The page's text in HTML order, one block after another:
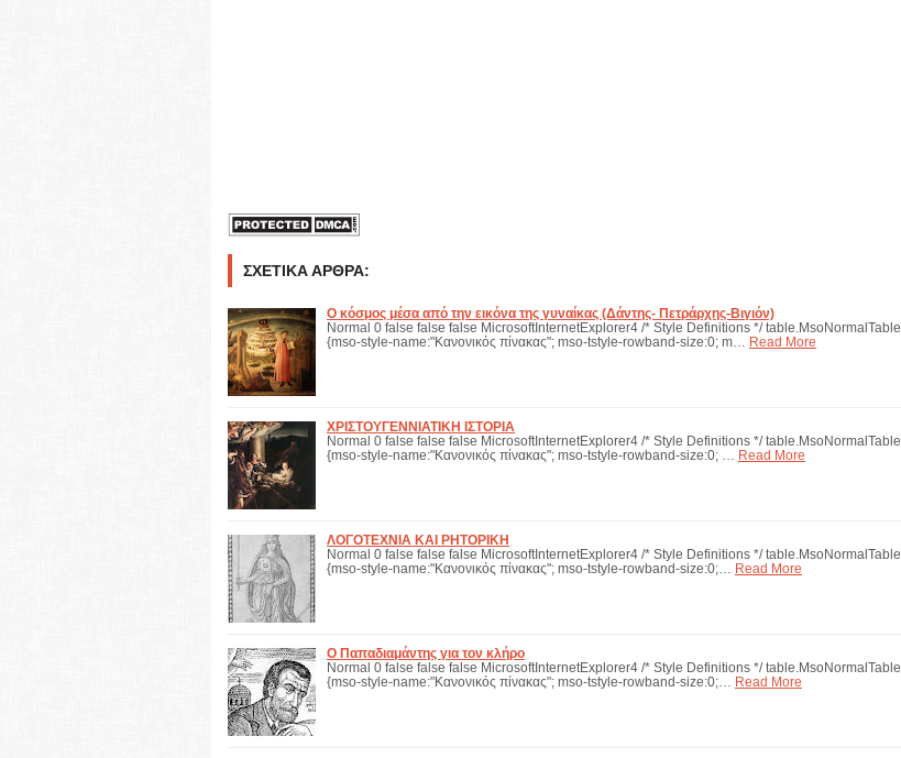
ΣΧΕΤΙΚΆ ΆΡΘΡΑ:
Ο κόσμος μέσα από την εικόνα της γυναίκας (Δάντης- Πετράρχης-Βιγιόν)
Normal 0 false false false MicrosoftInternetExplorer4 /* Style Definitions */ table.MsoNormalTable
{mso-style-name:"Κανονικός πίνακας"; mso-tstyle-rowband-size:0; m…
Read More
ΧΡΙΣΤΟΥΓΕΝΝΙΑΤΙΚΗ ΙΣΤΟΡΙΑ
Normal 0 false false false MicrosoftInternetExplorer4 /* Style Definitions */ table.MsoNormalTable
{mso-style-name:"Κανονικός πίνακας"; mso-tstyle-rowband-size:0; …
Read More
ΛΟΓΟΤΕΧΝΙΑ ΚΑΙ ΡΗΤΟΡΙΚΗ
Normal 0 false false false MicrosoftInternetExplorer4 /* Style Definitions */ table.MsoNormalTable
{mso-style-name:"Κανονικός πίνακας"; mso-tstyle-rowband-size:0;…
Read More
Ο Παπαδιαμάντης για τον κλήρο
Normal 0 false false false MicrosoftInternetExplorer4 /* Style Definitions */ table.MsoNormalTable
{mso-style-name:"Κανονικός πίνακας"; mso-tstyle-rowband-size:0;…
Read More